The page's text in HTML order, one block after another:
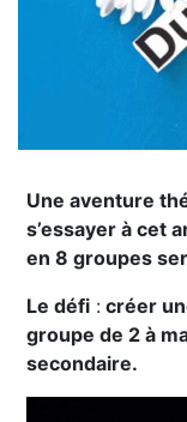
Une aventure
s’essayer à cet
en 8 groupes
Le défi : créer
groupe de 2 à
secondaire.